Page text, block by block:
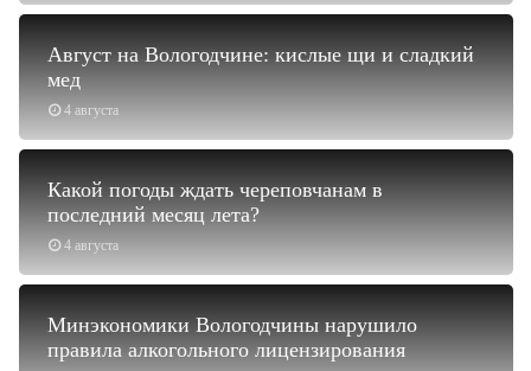
4 августа
Август на Вологодчине: кислые щи и сладкий
мед
4 августа
Какой погоды ждать череповчанам в
последний месяц лета?
Минэкономики Вологодчины нарушило
правила алкогольного лицензирования